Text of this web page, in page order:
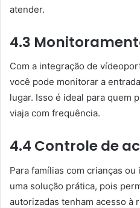
atender.
4.3
Com a integração de
você pode monitorar a
lugar. Isso é ideal para quem
viaja com frequência.
4.4 Controle de
Para famílias com crianças
uma solução prática, pois
autorizadas tenham acesso à